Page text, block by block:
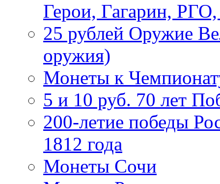
Герои, Гагарин,
25 рублей Оружие
оружия)
Монеты к
5 и 10 руб. 70 лет
200-летие победы
1812 года
Монеты Сочи